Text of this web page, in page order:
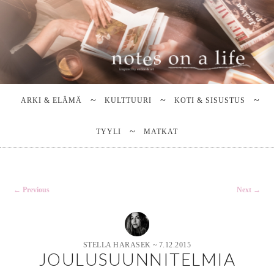
Notes on a life
Stella Harasek & Jarno Jussila
ARKI & ELÄMÄ KULTTUURI KOTI & SISUSTUS
TYYLI MATKAT
Post
← Previous Next →
STELLA HARASEK ~ 7.12.2015
JOULUSUUNNITELMIA